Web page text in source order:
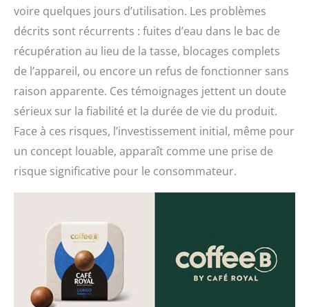
voire quelques jours d’utilisation. Les problèmes
décrits sont récurrents : fuites d’eau dans le bac de
récupération au lieu de la tasse, blocages complets
de l’appareil, ou encore un refus de fonctionner sans
raison apparente. Ces témoignages jettent un doute
sérieux sur la fiabilité et la durée de vie du produit.
Face à ces risques, l’investissement initial, même pour
un concept louable, apparaît comme une prise de
risque significative pour le consommateur.